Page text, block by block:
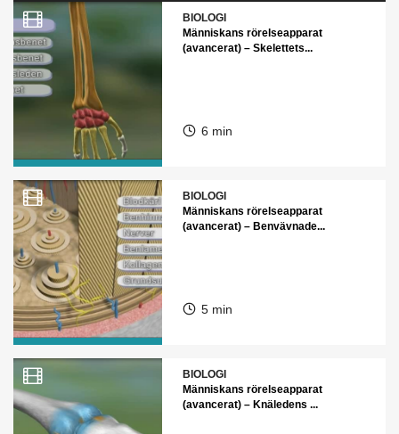
BIOLOGI
Människans rörelseapparat
(avancerat) – Skelettets...
6 min
BIOLOGI
Människans rörelseapparat
(avancerat) – Benvävnade...
5 min
BIOLOGI
Människans rörelseapparat
(avancerat) – Knäledens ...